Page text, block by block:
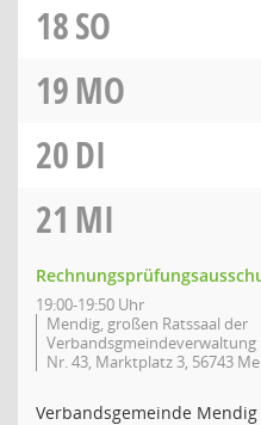
18SO
19MO
20DI
21 MI
19:00-19:50 Uhr
Mendig, großen Ratssaal der
Verbandsgmeindeverwaltung
Nr. 43, Marktplatz 3, 56743
Verbandsgemeinde Mendig